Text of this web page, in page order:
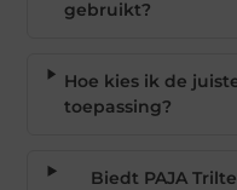
gebruikt?
Hoe kies ik de
toepassing?
Biedt PAJA